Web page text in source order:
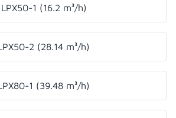
LPX50-1 (16.2 m³/h)
2 (28.14 m³/h)
1 (39.48 m³/h)